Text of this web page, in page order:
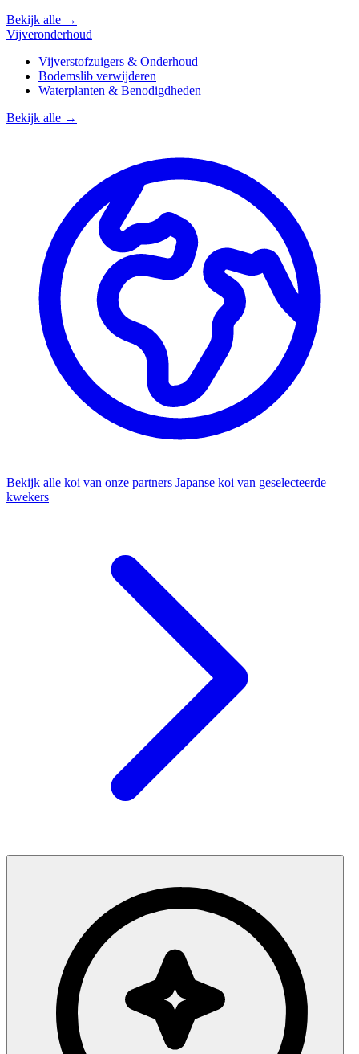
Bekijk alle →
Vijveronderhoud
Vijverstofzuigers & Onderhoud
Bodemslib verwijderen
Waterplanten & Benodigdheden
Bekijk alle →
Bekijk alle koi van onze partners Japanse koi van geselecteerde
kwekers